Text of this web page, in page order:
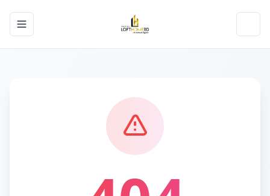
Toggle navigation menu